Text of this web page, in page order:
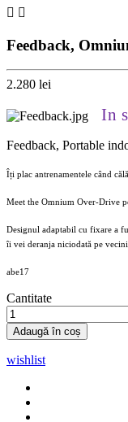
 
Feedback,
2.280 lei
In
Feedback, Portable
Îți plac antrenamentele când
Meet the Omnium Over-Drive
Designul adaptabil cu fixare a
îi vei deranja niciodată pe
abe17
Cantitate
Adaugă în coș
wishlist